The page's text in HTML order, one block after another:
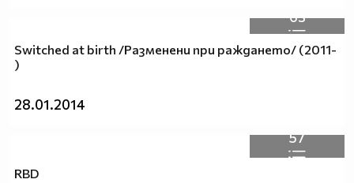
63
Switched at birth /Разменени при раждането/ (2011-
)
28.01.2014
57
RBD